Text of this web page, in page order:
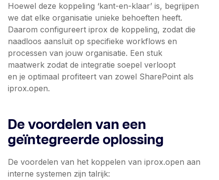
Hoewel deze koppeling ‘kant-en-klaar’ is, begrijpen
we dat elke organisatie unieke behoeften heeft.
Daarom configureert iprox de koppeling, zodat die
naadloos aansluit op specifieke workflows en
processen van jouw organisatie. Een stuk
maatwerk zodat de integratie soepel verloopt
en je optimaal profiteert van zowel SharePoint als
iprox.open.
De voordelen van een
geïntegreerde oplossing
De voordelen van het koppelen van iprox.open aan
interne systemen zijn talrijk: